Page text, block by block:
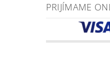
PRIJÍMAME